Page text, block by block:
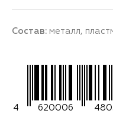
Состав: металл,
4 620006